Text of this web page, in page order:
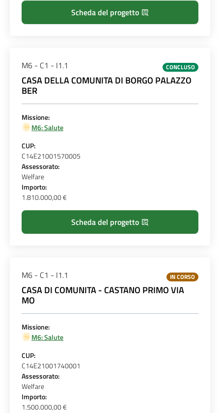
Scheda del progetto
M6 - C1 - I1.1 CONCLUSO
CASA DELLA COMUNITA DI BORGO PALAZZO
BER
Missione:
M6: Salute
CUP:
C14E21001570005
Assessorato:
Welfare
Importo:
1.810.000,00 €
Scheda del progetto
M6 - C1 - I1.1 IN CORSO
CASA DI COMUNITA - CASTANO PRIMO VIA
MO
Missione:
M6: Salute
CUP:
C14E21001740001
Assessorato:
Welfare
Importo:
1.500.000,00 €